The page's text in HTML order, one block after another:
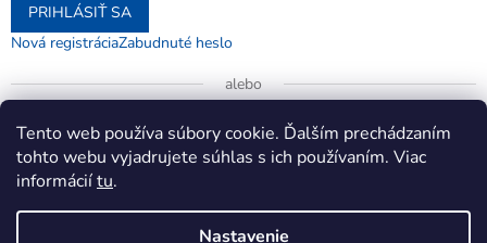
Tento web používa súbory cookie. Ďalším prechádzaním
tohto webu vyjadrujete súhlas s ich používaním. Viac
informáciítu.
Nastavenie
PRIHLÁSIŤ SA
Nová registráciaZabudnuté heslo
alebo
Prihlásiť sa cez Google